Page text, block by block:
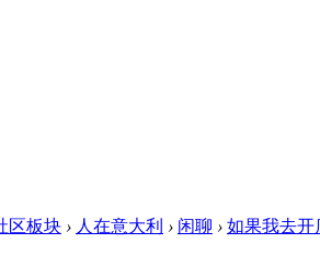
区板块 › 人在意大利 › 闲聊 › 如果我去开